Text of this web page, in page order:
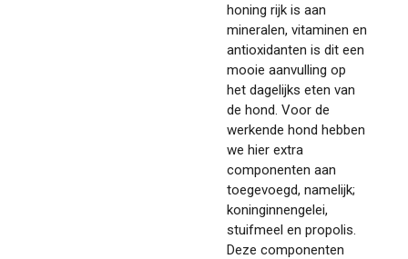
honing rijk is aan
mineralen, vitaminen en
antioxidanten is dit een
mooie aanvulling op
het dagelijks eten van
de hond. Voor de
werkende hond hebben
we hier extra
componenten aan
toegevoegd, namelijk;
koninginnengelei,
stuifmeel en propolis.
Deze componenten